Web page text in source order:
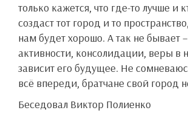
только кажется, что где-то лучше и
создаст тот город и то
нам будет хорошо. А так не бывает
активности, консолидации, веры в
зависит его будущее. Не
всё впереди, братчане свой город
Беседовал Виктор Полиенко